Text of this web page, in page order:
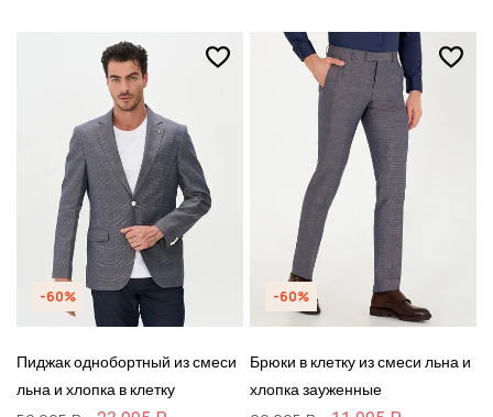
-60%
Пиджак однобортный из смеси
льна и хлопка в клетку
-60%
Брюки в клетку из смеси льна и
хлопка зауженные